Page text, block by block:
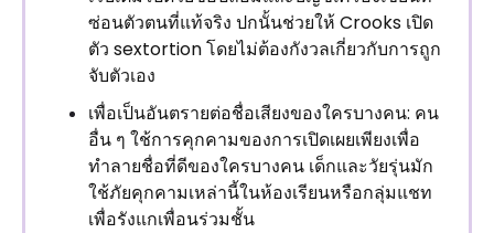
ซ่อนตัวตนที่แท้จริง ปกนั้นช่วยให้ Crooks เปิด
ตัว sextortion โดยไม่ต้องกังวลเกี่ยวกับการถูก
จับตัวเอง
เพื่อเป็นอันตรายต่อชื่อเสียงของใครบางคน: คน
อื่น ๆ ใช้การคุกคามของการเปิดเผยเพียงเพื่อ
ทำลายชื่อที่ดีของใครบางคน เด็กและวัยรุ่นมัก
ใช้ภัยคุกคามเหล่านี้ในห้องเรียนหรือกลุ่มแชท
เพื่อรังแกเพื่อนร่วมชั้น